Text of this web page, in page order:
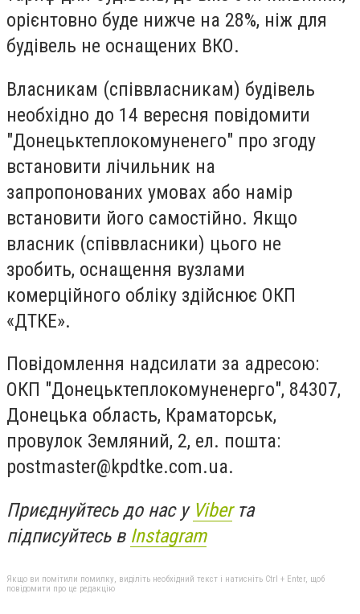
орієнтовно буде нижче на 28%, ніж для
будівель не оснащених ВКО.
Власникам (співвласникам) будівель
необхідно до 14 вересня повідомити
"Донецьктеплокомуненего" про згоду
встановити лічильник на
запропонованих умовах або намір
встановити його самостійно. Якщо
власник (співвласники) цього не
зробить, оснащення вузлами
комерційного обліку здійснює ОКП
«ДТКЕ».
Повідомлення надсилати за адресою:
ОКП "Донецьктеплокомуненерго", 84307,
Донецька область, Краматорськ,
провулок Земляний, 2, ел. пошта:
postmaster@kpdtke.com.ua.
Приєднуйтесь до нас у Viberта
підписуйтесь в Instagram
Якщо ви помітили помилку, виділіть необхідний текст і натисніть Ctrl + Enter, щоб
повідомити про це редакцію